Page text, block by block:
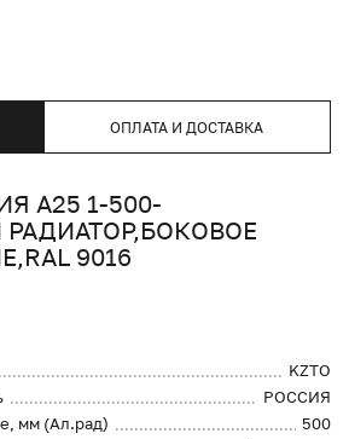
ОПЛАТА И ДОСТАВКА
А25 1-500-
РАДИАТОР,БОКОВОЕ
9016
KZTO
РОССИЯ
мм (Ал.рад)
500